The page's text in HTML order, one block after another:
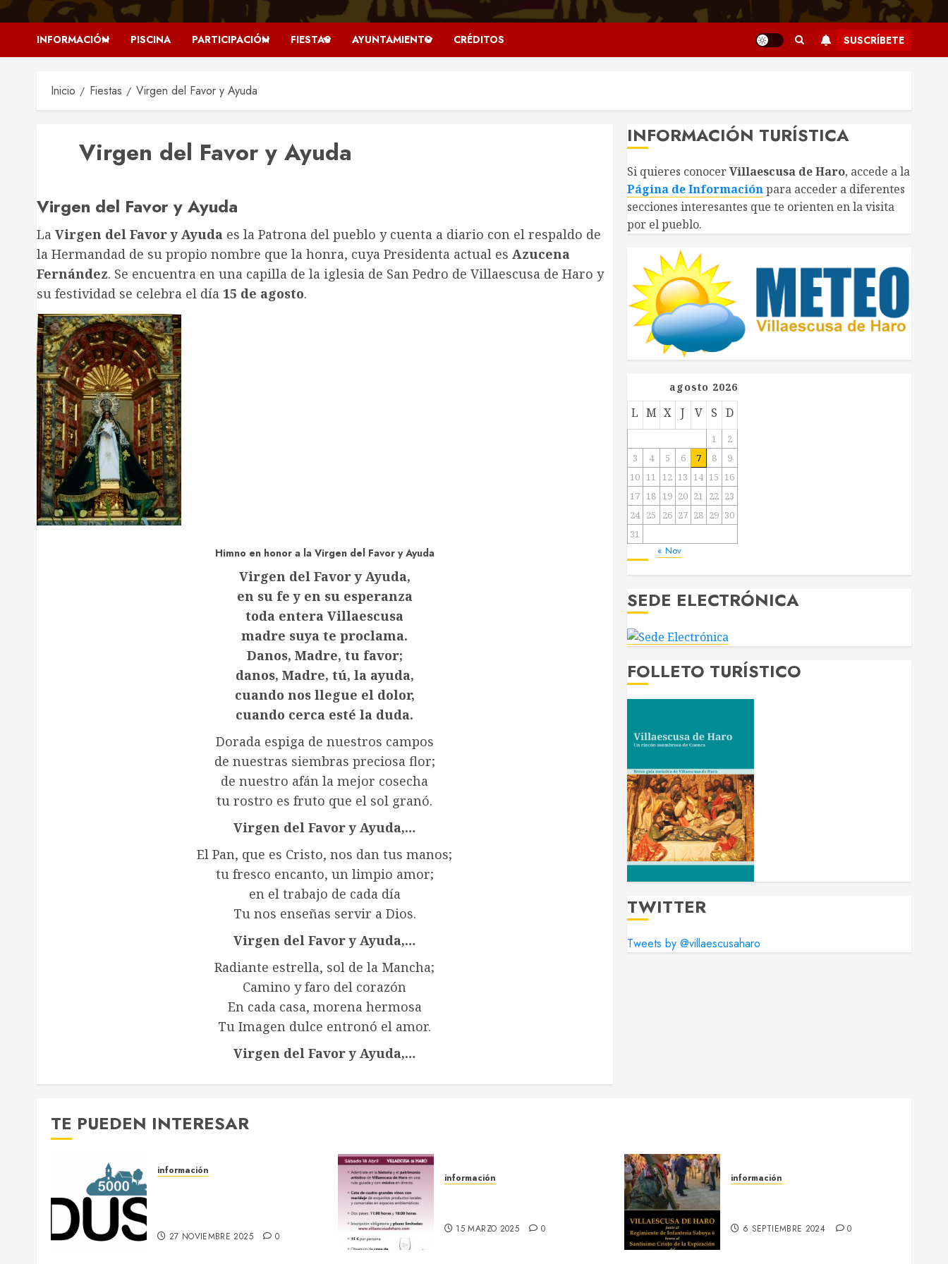
INFORMACIÓN PISCINA PARTICIPACIÓN FIESTAS AYUNTAMIENTO CRÉDITOS SUSCRÍBETE
Inicio Fiestas Virgen del Favor y Ayuda
Virgen del Favor y Ayuda
Virgen del Favor y Ayuda
La Virgen del Favor y Ayuda es la Patrona del pueblo y cuenta a diario con el respaldo de
la Hermandad de su propio nombre que la honra, cuya Presidenta actual es Azucena
Fernández. Se encuentra en una capilla de la iglesia de San Pedro de Villaescusa de Haro y
su festividad se celebra el día 15 de agosto.
Himno en honor a la Virgen del Favor y Ayuda
Virgen del Favor y Ayuda,
en su fe y en su esperanza
toda entera Villaescusa
madre suya te proclama.
Danos, Madre, tu favor;
danos, Madre, tú, la ayuda,
cuando nos llegue el dolor,
cuando cerca esté la duda.
Dorada espiga de nuestros campos
de nuestras siembras preciosa flor;
de nuestro afán la mejor cosecha
tu rostro es fruto que el sol granó.
Virgen del Favor y Ayuda,…
El Pan, que es Cristo, nos dan tus manos;
tu fresco encanto, un limpio amor;
en el trabajo de cada día
Tu nos enseñas servir a Dios.
Virgen del Favor y Ayuda,…
Radiante estrella, sol de la Mancha;
Camino y faro del corazón
En cada casa, morena hermosa
Tu Imagen dulce entronó el amor.
Virgen del Favor y Ayuda,…
INFORMACIÓN TURÍSTICA
Si quieres conocerVillaescusa de Haro, accede a la
Página de Informaciónpara acceder a diferentes
secciones interesantes que te orienten en la visita
por el pueblo.
agosto 2026
L M X J V S D
1
2
3
4 5 6 7 8
9
10 11 12 13 14 15 16
17 18 19 20 21 22 23
24 25 26 27 28 29 30
31
« Nov
SEDE ELECTRÓNICA
FOLLETO TURÍSTICO
TWITTER
Tweets by @villaescusaharo
TE PUEDEN INTERESAR
información
27 NOVIEMBRE 2025 0
información
15 MARZO 2025 0
información
6 SEPTIEMBRE 2024 0